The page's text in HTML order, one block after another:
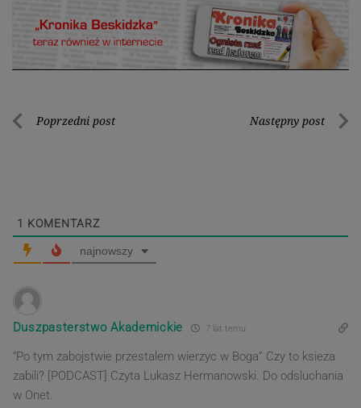
Nawigacja
Poprzedni post Następny post
1 KOMENTARZ
najnowszy
Duszpasterstwo Akademickie 7 lat temu
“Po tym zabojstwie przestalem wierzyc w Boga” Czy to ksieza
zabili? [PODCAST] Czyta Lukasz Hermanowski. Do odsluchania
w Onet.